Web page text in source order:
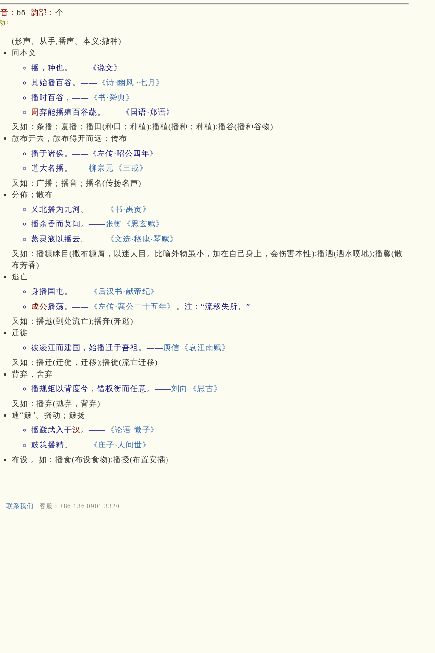
： bō 韵部： 个
〉
(形声。从手,番声。本义:撒种)
同本义
播，种也。——《说文》
其始播百谷。——
《诗·豳风 ·七月》
播时百谷，——
《书·舜典》
周 弃能播殖百谷蔬。——《国语·郑语》
又如：条播；夏播；播田(种田；种植);播植(播种；种植);播谷(播种谷物)
散布开去，散布得开而远；传布
播于诸侯。——《左传·昭公四年》
道大名播。——柳宗元
《三戒》
又如：广播；播音；播名(传扬名声)
分佈；散布
又北播为九河。——
《书·禹贡》
播余香而莫闻。——张衡
《思玄赋》
蒸灵液以播云。——
《文选·嵇康·琴赋》
又如：播糠眯目(撒布糠屑，以迷人目。比喻外物虽小，加在自己身上，会伤害本性);播洒(洒水喷地);播馨(散
布芳香)
逃亡
身播国屯。——
《后汉书·献帝纪》
成公播荡。—— 《左传·襄公二十五年》
。注：“流移失所。”
又如：播越(到处流亡);播奔(奔逃)
迁徙
彼凌江而建国，始播迁于吾祖。——庾信
《哀江南赋》
又如：播迁(迁徙，迁移);播徙(流亡迁移)
背弃，舍弃
播规矩以背度兮，错权衡而任意。——刘向
《思古》
又如：播弃(抛弃，背弃)
通“簸”。摇动；簸扬
播鼗武入于汉 。——
《论语·微子》
鼓筴播精。——
《庄子·人间世》
布设 。如：播食(布设食物);播授(布置安插)
联系我们 客服：+86 136 0901 3320